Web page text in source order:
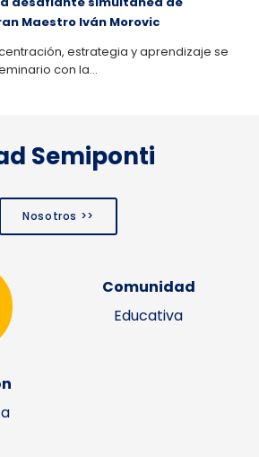
Maestro Iván Morovic
estrategia y aprendizaje se
con la…
Semiponti
Nosotros >>
Comunidad
Educativa